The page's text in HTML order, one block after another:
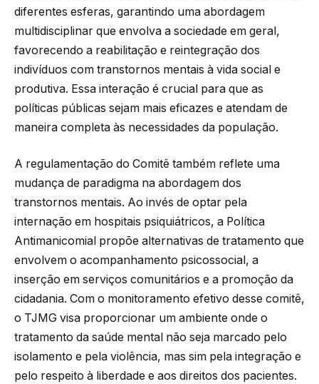
diferentes esferas, garantindo uma abordagem
multidisciplinar que envolva a sociedade em geral,
favorecendo a reabilitação e reintegração dos
indivíduos com transtornos mentais à vida social e
produtiva. Essa interação é crucial para que as
políticas públicas sejam mais eficazes e atendam de
maneira completa às necessidades da população.
A regulamentação do Comitê também reflete uma
mudança de paradigma na abordagem dos
transtornos mentais. Ao invés de optar pela
internação em hospitais psiquiátricos, a Política
Antimanicomial propõe alternativas de tratamento que
envolvem o acompanhamento psicossocial, a
inserção em serviços comunitários e a promoção da
cidadania. Com o monitoramento efetivo desse comitê,
o TJMG visa proporcionar um ambiente onde o
tratamento da saúde mental não seja marcado pelo
isolamento e pela violência, mas sim pela integração e
pelo respeito à liberdade e aos direitos dos pacientes.